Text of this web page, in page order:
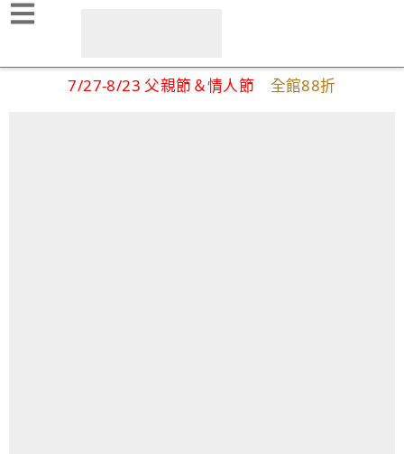
7/27-8/23 父親節＆情人節 全館88折